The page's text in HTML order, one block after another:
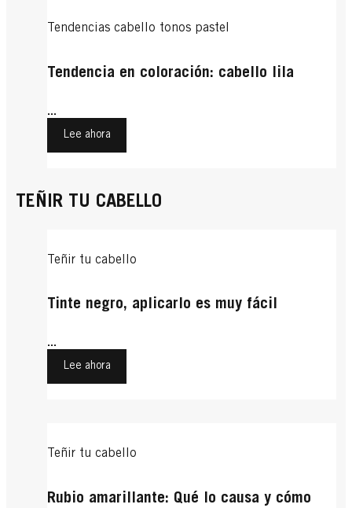
Tendencias cabello tonos pastel
Tendencia en coloración: cabello lila
...
Lee ahora
TEÑIR TU CABELLO
Teñir tu cabello
Tinte negro, aplicarlo es muy fácil
...
Lee ahora
Teñir tu cabello
Rubio amarillante: Qué lo causa y cómo